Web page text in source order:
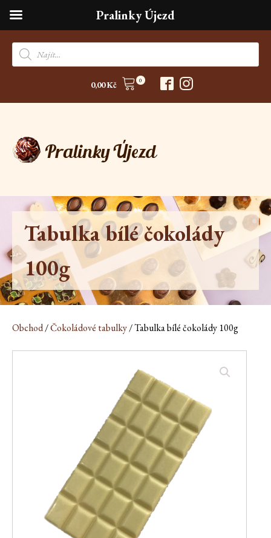
Products
search
0,00Kč 0
Tabulka bílé čokolády
100g
Obchod/Čokoládové tabulky/ Tabulka bílé čokolády 100g
Pralinky Újezd